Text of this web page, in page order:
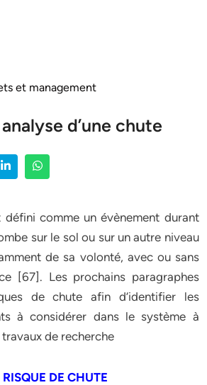
et management
d’une chute
comme un évènement durant
sur le sol ou sur un autre niveau
de sa volonté, avec ou sans
[67]. Les prochains paragraphes
de chute afin d’identifier les
à considérer dans le système à
de recherche
DE CHUTE